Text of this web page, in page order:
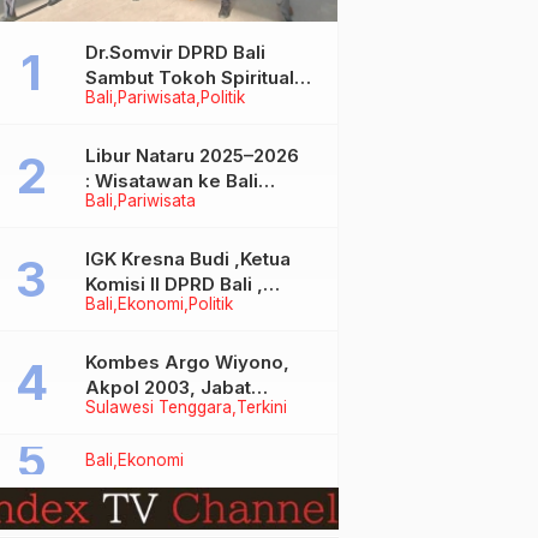
Bali Pariwisata Politik
Dr.Somvir DPRD Bali
Sambut Tokoh Spiritual
India Baba Bageshwar
Bali Pariwisata
Libur Nataru 2025–2026
: Wisatawan ke Bali
Meningkat, Isu Penurunan
Bali Ekonomi Politik
IGK Kresna Budi ,Ketua
Komisi II DPRD Bali ,
Angkat Bicara Soal
Bersubsidi Jenis Solar
Sulawesi Tenggara Terkini
Kombes Argo Wiyono,
Akpol 2003, Jabat
Dirlantas Polda Sultra
Bali Ekonomi